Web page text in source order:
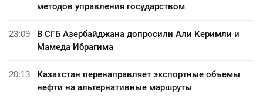
методов управления государством
23:09
В СГБ Азербайджана допросили Али Керимли и
Мамеда Ибрагима
20:13
Казахстан перенаправляет экспортные объемы
нефти на альтернативные маршруты